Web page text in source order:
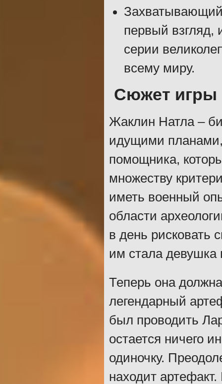
первый взгляд,
серии
всему миру.
Сюжет игры
Жаклин Натла –
идущими
помощника,
множеству
иметь военный
области
в день рисковать
им стала
Теперь она
легендарный
был проводить
остается ничего
одиночку.
находит